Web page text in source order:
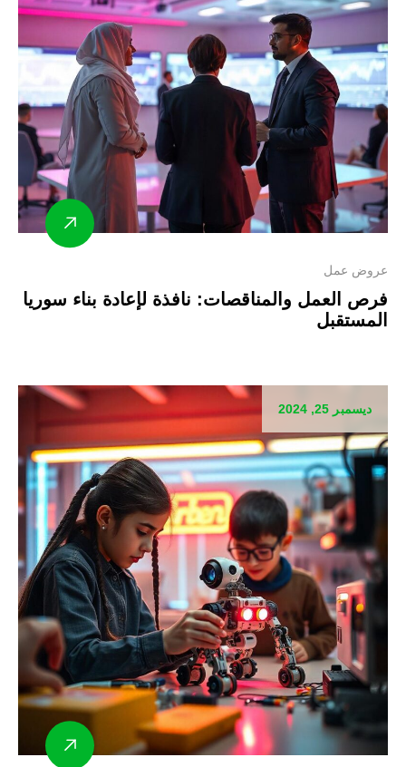
عروض عمل
فرص العمل والمناقصات: نافذة لإعادة بناء سوريا
المستقبل
ديسمبر 25, 2024